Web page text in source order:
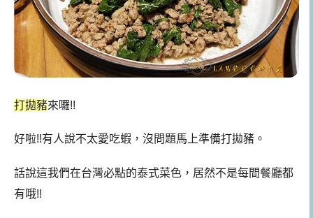
打拋豬來囉!!
好啦!!有人說不太愛吃蝦，沒問題馬上準備打拋豬。
話說這我們在台灣必點的泰式菜色，居然不是每間餐廳都
有哦!!